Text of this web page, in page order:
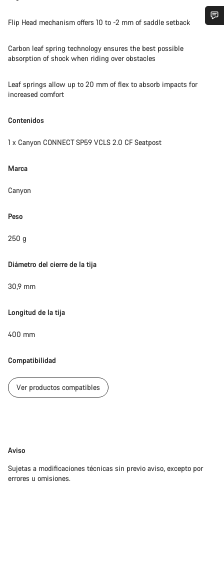
Flip Head mechanism offers 10 to -2 mm of saddle setback
Carbon leaf spring technology ensures the best possible
absorption of shock when riding over obstacles
Leaf springs allow up to 20 mm of flex to absorb impacts for
increased comfort
Contenidos
1 x Canyon CONNECT SP59 VCLS 2.0 CF Seatpost
Marca
Canyon
Peso
250 g
Diámetro del cierre de la tija
30,9 mm
Longitud de la tija
400 mm
Compatibilidad
Ver productos compatibles
Exención
responsabilidades
Aviso
Sujetas a modificaciones técnicas sin previo aviso, excepto por
errores u omisiones.
Nuestros expertos estarán encantados de responder a tus